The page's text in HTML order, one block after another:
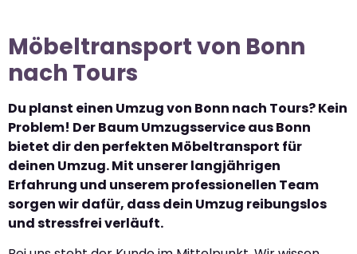
Möbeltransport von Bonn
nach Tours
Du planst einen Umzug von Bonn nach Tours? Kein
Problem! Der Baum Umzugsservice aus Bonn
bietet dir den perfekten Möbeltransport für
deinen Umzug. Mit unserer langjährigen
Erfahrung und unserem professionellen Team
sorgen wir dafür, dass dein Umzug reibungslos
und stressfrei verläuft.